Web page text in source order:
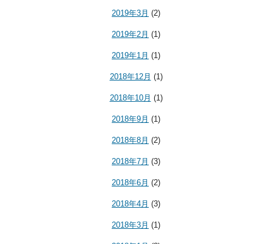
2019年3月 (2)
2019年2月 (1)
2019年1月 (1)
2018年12月 (1)
2018年10月 (1)
2018年9月 (1)
2018年8月 (2)
2018年7月 (3)
2018年6月 (2)
2018年4月 (3)
2018年3月 (1)